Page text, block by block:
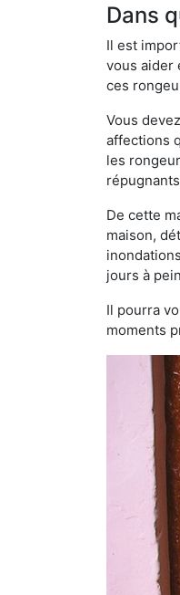
Dans
Il est
vous aider
ces
Vous
affections
les
De cette
maison,
jours à
Il pourra
moments